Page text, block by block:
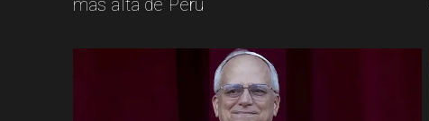
más alta de Perú